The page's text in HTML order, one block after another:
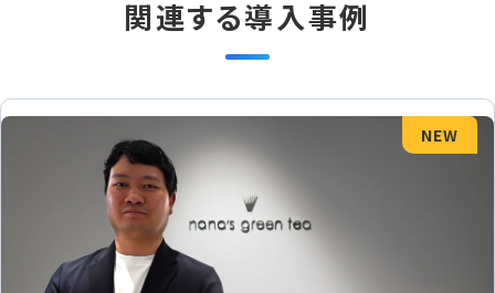
関連する導入事例
NEW